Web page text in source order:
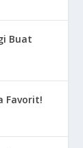
Buat
Favorit!